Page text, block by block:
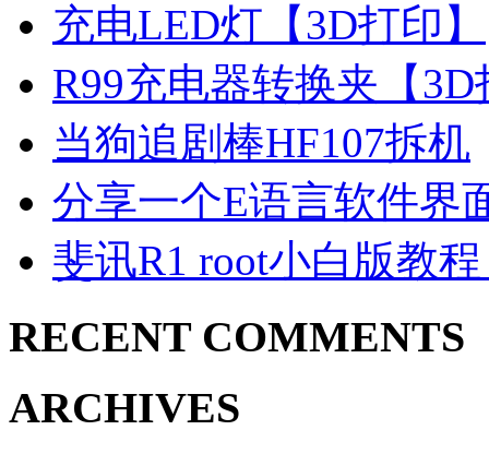
充电LED灯【3D打印】
R99充电器转换夹【3D
当狗追剧棒HF107拆机
分享一个E语言软件界
斐讯R1 root小白版教
RECENT COMMENTS
ARCHIVES